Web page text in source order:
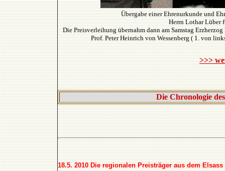
Übergabe einer Ehrenurkunde und
Herrn Lothar Lüber
Die Preisverleihung übernahm dann am Samstag
Prof. Peter Heinrich von Wessenberg ( 1. von
>>>
Die Chronologie
18.5. 2010Die regionalen Preisträger aus dem Elsass